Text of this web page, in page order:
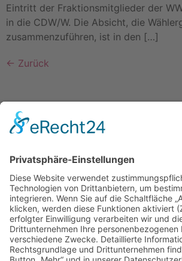
Eintritt der Fraktionsmitglieder der
in die CDW/W. Die Absicht, die
zusammenzuführen, ist in den […]
← Zurück
Startseite Ziele
Im Verein